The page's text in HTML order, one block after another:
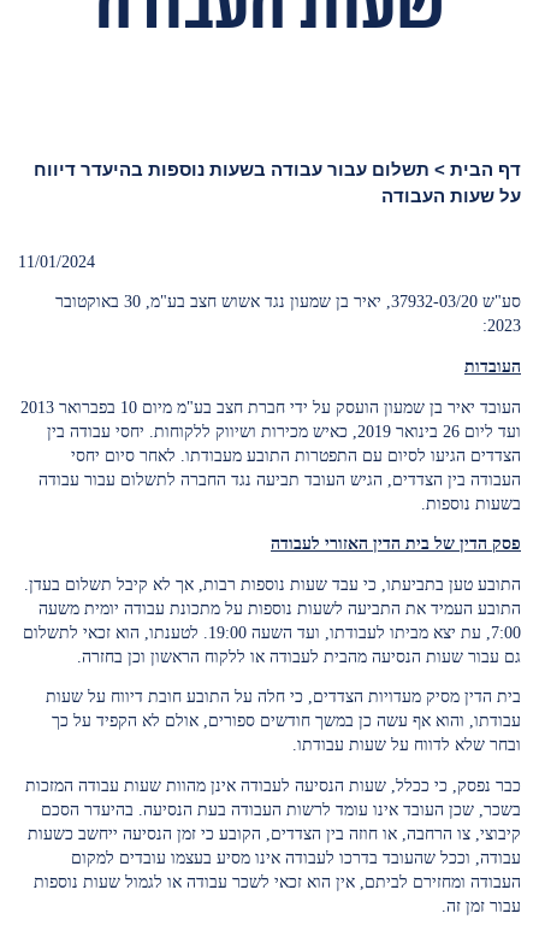
דף הבית > תשלום עבור עבודה בשעות נוספות בהיעדר דיווח
על שעות העבודה
11/01/2024
סע"ש 37932-03/20, יאיר בן שמעון נגד אשוש חצב בע"מ, 30 באוקטובר
2023:
העובדות
העובד יאיר בן שמעון הועסק על ידי חברת חצב בע"מ מיום 10 בפברואר 2013
ועד ליום 26 בינואר 2019, כאיש מכירות ושיווק ללקוחות. יחסי עבודה בין
הצדדים הגיעו לסיום עם התפטרות התובע מעבודתו. לאחר סיום יחסי
העבודה בין הצדדים, הגיש העובד תביעה נגד החברה לתשלום עבור עבודה
בשעות נוספות.
פסק הדין של בית הדין האזורי לעבודה
התובע טען בתביעתו, כי עבד שעות נוספות רבות, אך לא קיבל תשלום בעדן.
התובע העמיד את התביעה לשעות נוספות על מתכונת עבודה יומית משעה
7:00, עת יצא מביתו לעבודתו, ועד השעה 19:00. לטענתו, הוא זכאי לתשלום
גם עבור שעות הנסיעה מהבית לעבודה או ללקוח הראשון וכן בחזרה.
בית הדין מסיק מעדויות הצדדים, כי חלה על התובע חובת דיווח על שעות
עבודתו, והוא אף עשה כן במשך חודשים ספורים, אולם לא הקפיד על כך
ובחר שלא לדווח על שעות עבודתו.
כבר נפסק, כי ככלל, שעות הנסיעה לעבודה אינן מהוות שעות עבודה המזכות
בשכר, שכן העובד אינו עומד לרשות העבודה בעת הנסיעה. בהיעדר הסכם
קיבוצי, צו הרחבה, או חוזה בין הצדדים, הקובע כי זמן הנסיעה ייחשב כשעות
עבודה, וככל שהעובד בדרכו לעבודה אינו מסיע בעצמו עובדים למקום
העבודה ומחזירם לביתם, אין הוא זכאי לשכר עבודה או לגמול שעות נוספות
עבור זמן זה.